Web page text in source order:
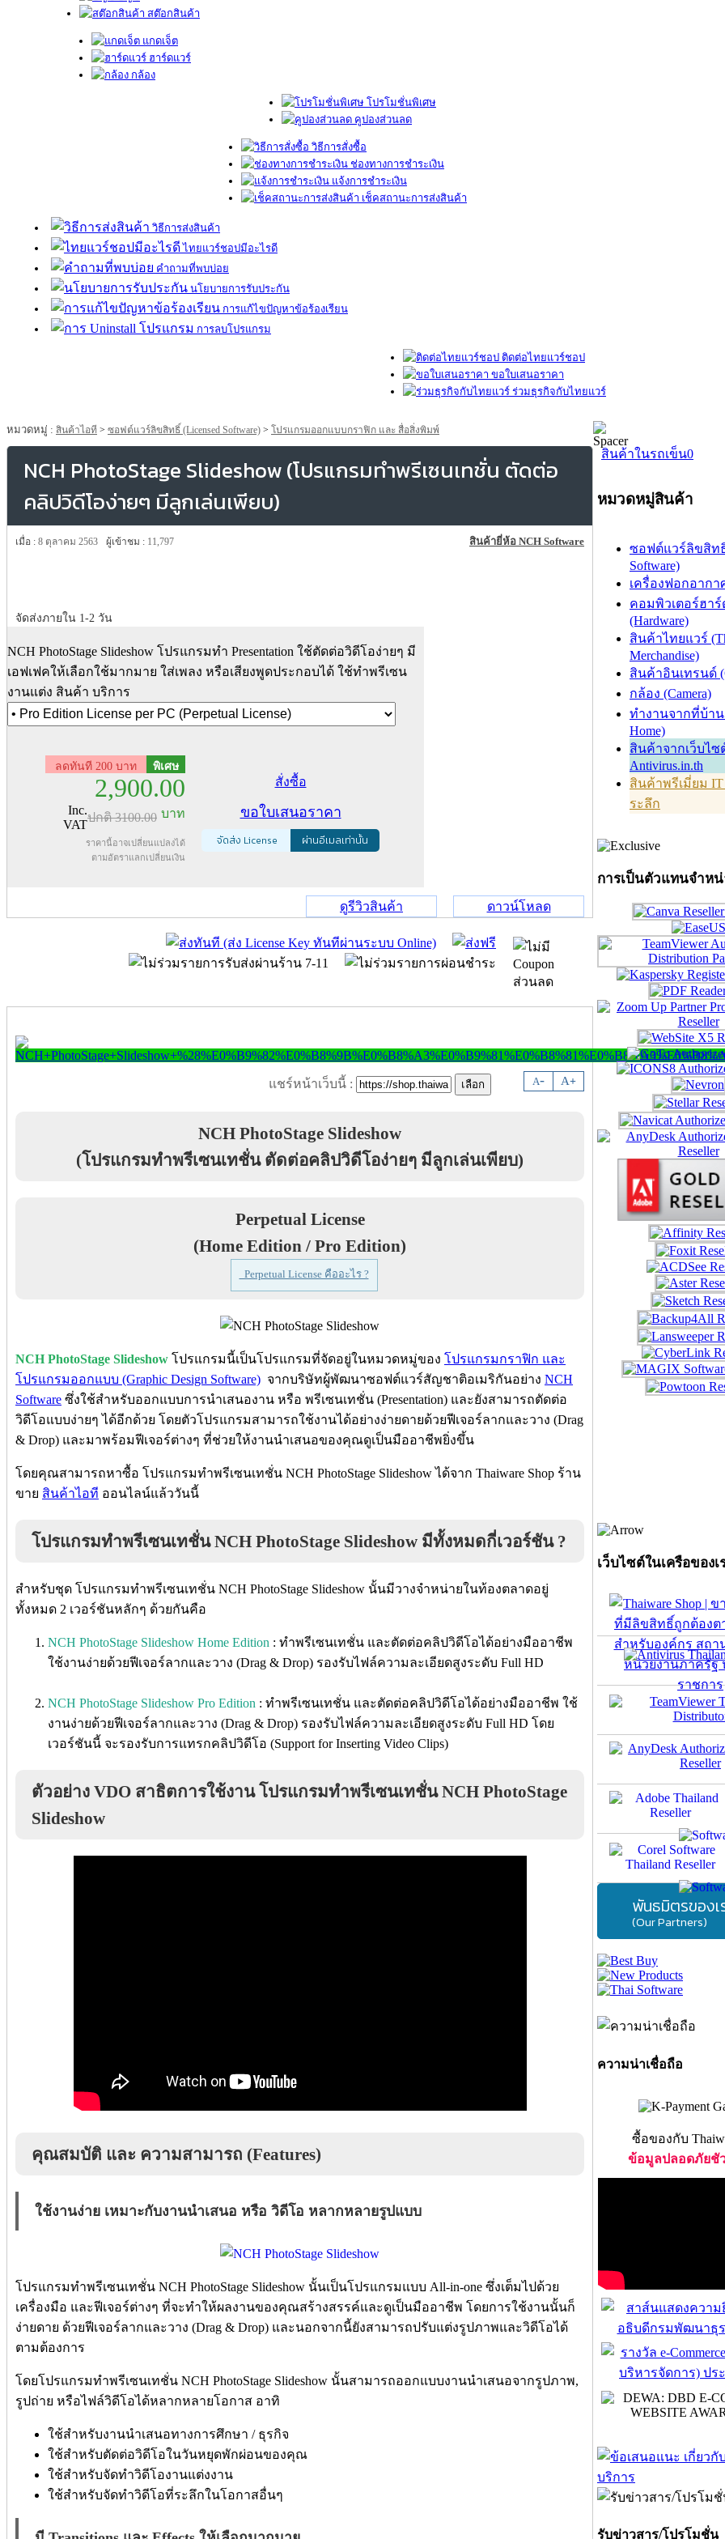
สต๊อกสินค้า
แกดเจ็ต
ฮาร์ดแวร์
กล้อง
โปรโมชั่นพิเศษ
คูปองส่วนลด
วิธีการสั่งซื้อ
ช่องทางการชำระเงิน
แจ้งการชำระเงิน
เช็คสถานะการส่งสินค้า
วิธีการส่งสินค้า
ไทยแวร์ชอปมีอะไรดี
คำถามที่พบบ่อย
นโยบายการรับประกัน
การแก้ไขปัญหาข้อร้องเรียน
การลบโปรแกรม
ติดต่อไทยแวร์ชอป
ขอใบเสนอราคา
ร่วมธุรกิจกับไทยแวร์
หมวดหมู่ : สินค้าไอที > ซอฟต์แวร์ลิขสิทธิ์ (Licensed Software) > โปรแกรมออกแบบกราฟิก และ สื่อสิ่งพิมพ์
NCH PhotoStage Slideshow (โปรแกรมทำพรีเซนเทชั่น ตัดต่อ
คลิปวิดีโอง่ายๆ มีลูกเล่นเพียบ)
เมื่อ : 8 ตุลาคม 2563 ผู้เข้าชม : 11,797 สินค้ายี่ห้อ NCH Software
จัดส่งภายใน 1-2 วัน
NCH PhotoStage Slideshow โปรแกรมทำ Presentation ใช้ตัดต่อวิดีโอง่ายๆ มี
เอฟเฟคให้เลือกใช้มากมาย ใส่เพลง หรือเสียงพูดประกอบได้ ใช้ทำพรีเซน
งานแต่ง สินค้า บริการ
พิเศษ
ลดทันที 200 บาท
2,900.00
บาท
ปกติ3100.00
Inc.
VAT
ราคานี้อาจเปลี่ยนแปลงได้
ตามอัตราแลกเปลี่ยนเงิน
สั่งซื้อ
ขอใบเสนอราคา
จัดส่ง License ผ่านอีเมลเท่านั้น
ดาวน์โหลด
ดูรีวิวสินค้า
A- A+
แชร์หน้าเว็บนี้ :
NCH PhotoStage Slideshow
(โปรแกรมทำพรีเซนเทชั่น ตัดต่อคลิปวิดีโอง่ายๆ มีลูกเล่นเพียบ)
Perpetual License
(Home Edition / Pro Edition)
Perpetual License คืออะไร ?
NCH PhotoStage Slideshow โปรแกรมนี้เป็นโปรแกรมที่จัดอยู่ในหมวดหมู่ของ โปรแกรมกราฟิก และ
โปรแกรมออกแบบ (Graphic Design Software) จากบริษัทผู้พัฒนาซอฟต์แวร์สัญชาติอเมริกันอย่าง NCH
Software ซึ่งใช้สำหรับออกแบบการนำเสนองาน หรือ พรีเซนเทชั่น (Presentation) และยังสามารถตัดต่อ
วิดีโอแบบง่ายๆ ได้อีกด้วย โดยตัวโปรแกรมสามารถใช้งานได้อย่างง่ายดายด้วยฟีเจอร์ลากและวาง (Drag
& Drop) และมาพร้อมฟีเจอร์ต่างๆ ที่ช่วยให้งานนำเสนอของคุณดูเป็นมืออาชีพยิ่งขึ้น
โดยคุณสามารถหาซื้อ โปรแกรมทำพรีเซนเทชั่น NCH PhotoStage Slideshowได้จาก Thaiware Shop ร้าน
ขาย สินค้าไอที ออนไลน์แล้ววันนี้
โปรแกรมทำพรีเซนเทชั่นNCH PhotoStage Slideshow มีทั้งหมดกี่เวอร์ชัน ?
สำหรับชุด โปรแกรมทำพรีเซนเทชั่น NCH PhotoStage Slideshow นั้นมีวางจำหน่ายในท้องตลาดอยู่
ทั้งหมด 2 เวอร์ชันหลักๆ ด้วยกันคือ
NCH PhotoStage Slideshow Home Edition : ทำพรีเซนเทชั่น และตัดต่อคลิปวิดีโอได้อย่างมืออาชีพ
ใช้งานง่ายด้วยฟีเจอร์ลากและวาง (Drag & Drop) รองรับไฟล์ความละเอียดสูงระดับ Full HD
NCH PhotoStage Slideshow Pro Edition : ทำพรีเซนเทชั่น และตัดต่อคลิปวิดีโอได้อย่างมืออาชีพ ใช้
งานง่ายด้วยฟีเจอร์ลากและวาง (Drag & Drop) รองรับไฟล์ความละเอียดสูงระดับ Full HD โดย
เวอร์ชันนี้ จะรองรับการแทรกคลิปวิดีโอ (Support for Inserting Video Clips)
ตัวอย่าง VDO สาธิตการใช้งาน โปรแกรมทำพรีเซนเทชั่นNCH PhotoStage
Slideshow
คุณสมบัติ และ ความสามารถ (Features)
ใช้งานง่าย เหมาะกับงานนำเสนอ หรือ วิดีโอ หลากหลายรูปแบบ
โปรแกรมทำพรีเซนเทชั่น NCH PhotoStage Slideshow นั้นเป็นโปรแกรมแบบ All-in-one ซึ่งเต็มไปด้วย
เครื่องมือ และฟีเจอร์ต่างๆ ที่จะทำให้ผลงานของคุณสร้างสรรค์และดูเป็นมืออาชีพ โดยการใช้งานนั้นก็
ง่ายดาย ด้วยฟีเจอร์ลากและวาง (Drag & Drop) และนอกจากนี้ยังสามารถปรับแต่งรูปภาพและวิดีโอได้
ตามต้องการ
โดยโปรแกรมทำพรีเซนเทชั่น NCH PhotoStage Slideshow นั้นสามารถออกแบบงานนำเสนอจากรูปภาพ,
รูปถ่าย หรือไฟล์วิดีโอได้หลากหลายโอกาส อาทิ
ใช้สำหรับงานนำเสนอทางการศึกษา / ธุรกิจ
ใช้สำหรับตัดต่อวิดีโอในวันหยุดพักผ่อนของคุณ
ใช้สำหรับจัดทำวิดีโองานแต่งงาน
ใช้สำหรับจัดทำวิดีโอที่ระลึกในโอกาสอื่นๆ
สินค้าในรถเข็น0
หมวดหมู่สินค้า
ซอฟต์แวร์ลิขสิทธิ์
Software)
เครื่องฟอกอากา
คอมพิวเตอร์ฮาร์
(Hardware)
สินค้าไทยแวร์
Merchandise)
สินค้าอินเทรนด์
กล้อง (Camera)
ทำงานจากที่บ้าน
Home)
สินค้าจากเว็บไซ
Antivirus.in.th
สินค้าพรีเมี่ยม
ระลึก
การเป็นตัวแทนจำห
เว็บไซต์ในเครือของเ
พันธมิตรของเ
(Our Partners)
ความน่าเชื่อถือ
ซื้อของกับ
ข้อมูลปลอดภัยชัว
รับข่าวสาร/โปรโมชั่น